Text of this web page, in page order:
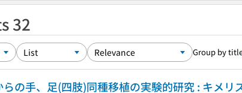
32
Group by
らの手、足(四肢)同種移植の実験的研究 : キメリ